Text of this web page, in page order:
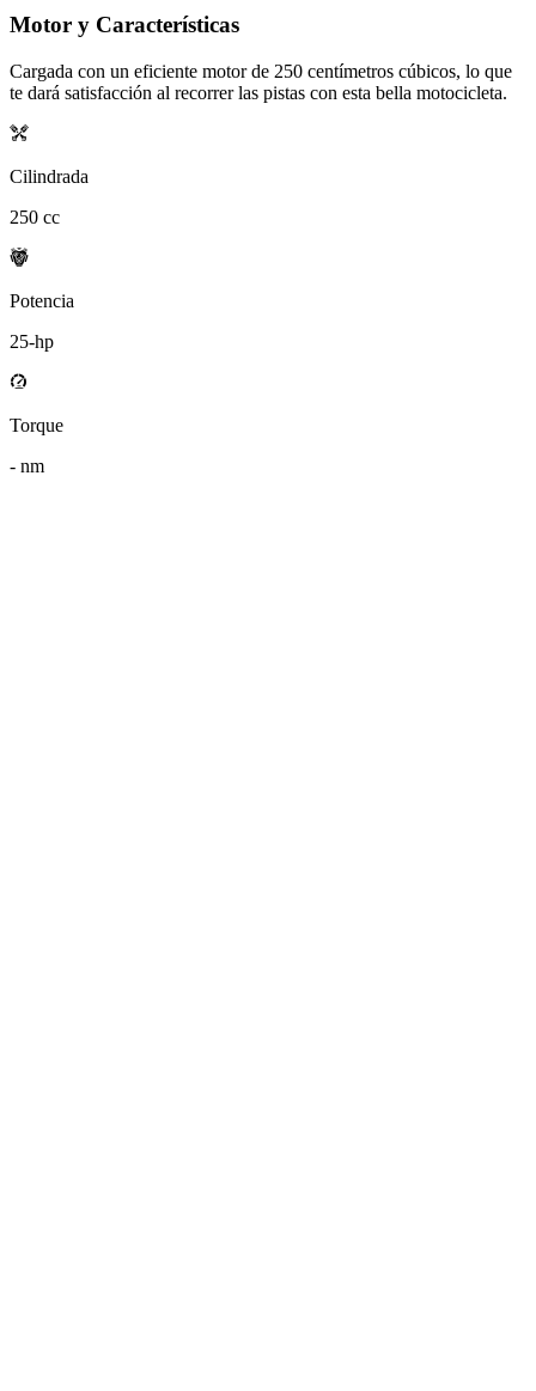
Motor y Características
Cargada con un eficiente motor de 250 centímetros cúbicos, lo que
te dará satisfacción al recorrer las pistas con esta bella motocicleta.
Cilindrada
250 cc
Potencia
25-hp
Torque
- nm